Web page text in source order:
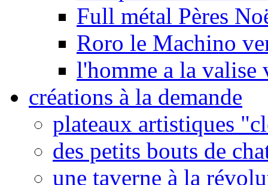
Full métal Pères
Roro le Machino
l'homme a la valise
créations à la demande
plateaux artistiques
des petits bouts de
une taverne à la